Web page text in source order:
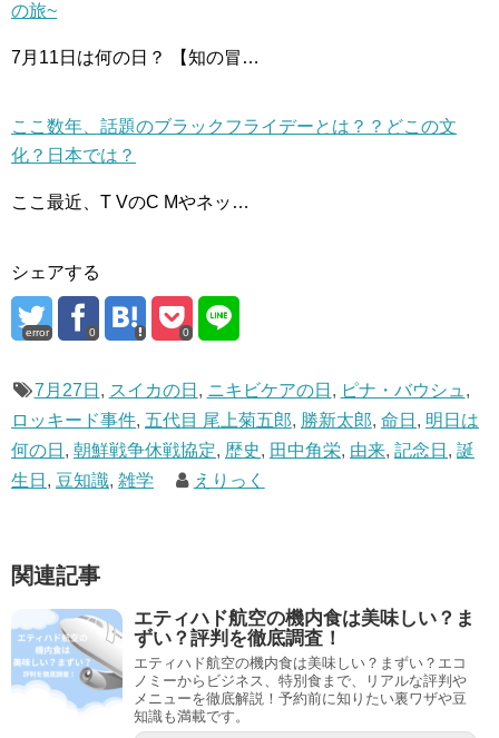
の旅~
7月11日は何の日？ 【知の冒…
ここ数年、話題のブラックフライデーとは？？どこの文
化？日本では？
ここ最近、T VのC Mやネッ…
シェアする
error 0 0
7月27日 , スイカの日 , ニキビケアの日 , ピナ・バウシュ ,
ロッキード事件, 五代目 尾上菊五郎, 勝新太郎, 命日 , 明日は
何の日 , 朝鮮戦争休戦協定, 歴史, 田中角栄, 由来, 記念日 , 誕
生日 , 豆知識, 雑学 えりっく
関連記事
エティハド航空の機内食は美味しい？ま
ずい？評判を徹底調査！
エティハド航空の機内食は美味しい？まずい？エコ
ノミーからビジネス、特別食まで、リアルな評判や
メニューを徹底解説！予約前に知りたい裏ワザや豆
知識も満載です。